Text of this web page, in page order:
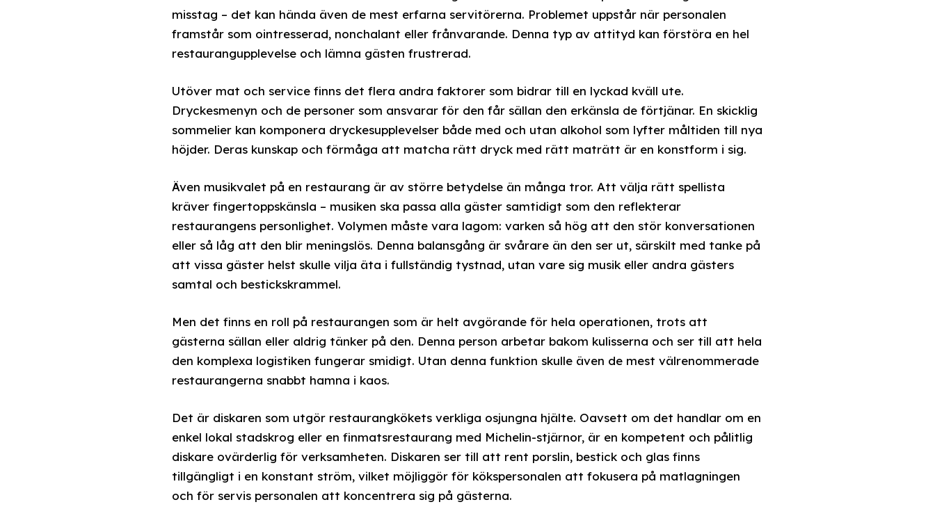
misstag – det kan hända även de mest erfarna servitörerna. Problemet uppstår när personalen
framstår som ointresserad, nonchalant eller frånvarande. Denna typ av attityd kan förstöra en hel
restaurangupplevelse och lämna gästen frustrerad.
Utöver mat och service finns det flera andra faktorer som bidrar till en lyckad kväll ute.
Dryckesmenyn och de personer som ansvarar för den får sällan den erkänsla de förtjänar. En skicklig
sommelier kan komponera dryckesupplevelser både med och utan alkohol som lyfter måltiden till nya
höjder. Deras kunskap och förmåga att matcha rätt dryck med rätt maträtt är en konstform i sig.
Även musikvalet på en restaurang är av större betydelse än många tror. Att välja rätt spellista
kräver fingertoppskänsla – musiken ska passa alla gäster samtidigt som den reflekterar
restaurangens personlighet. Volymen måste vara lagom: varken så hög att den stör konversationen
eller så låg att den blir meningslös. Denna balansgång är svårare än den ser ut, särskilt med tanke på
att vissa gäster helst skulle vilja äta i fullständig tystnad, utan vare sig musik eller andra gästers
samtal och bestickskrammel.
Men det finns en roll på restaurangen som är helt avgörande för hela operationen, trots att
gästerna sällan eller aldrig tänker på den. Denna person arbetar bakom kulisserna och ser till att hela
den komplexa logistiken fungerar smidigt. Utan denna funktion skulle även de mest välrenommerade
restaurangerna snabbt hamna i kaos.
Det är diskaren som utgör restaurangkökets verkliga osjungna hjälte. Oavsett om det handlar om en
enkel lokal stadskrog eller en finmatsrestaurang med Michelin-stjärnor, är en kompetent och pålitlig
diskare ovärderlig för verksamheten. Diskaren ser till att rent porslin, bestick och glas finns
tillgängligt i en konstant ström, vilket möjliggör för kökspersonalen att fokusera på matlagningen
och för servis personalen att koncentrera sig på gästerna.